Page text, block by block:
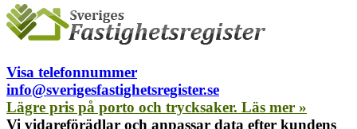
Visa telefonnummer
info@sverigesfastighetsregister.se
Lägre pris på porto och trycksaker. Läs mer »
Vi vidareförädlar och anpassar data efter kundens